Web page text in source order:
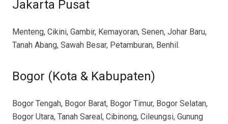
Jakarta Pusat
Menteng, Cikini, Gambir, Kemayoran, Senen, Johar Baru,
Tanah Abang, Sawah Besar, Petamburan, Benhil.
Bogor (Kota & Kabupaten)
Bogor Tengah, Bogor Barat, Bogor Timur, Bogor Selatan,
Bogor Utara, Tanah Sareal, Cibinong, Cileungsi, Gunung